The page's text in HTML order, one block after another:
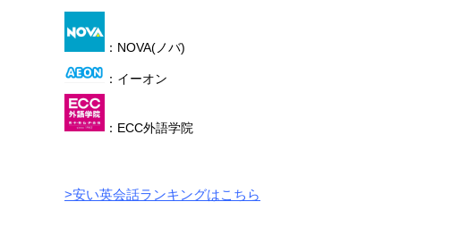
：NOVA(ノバ)
：イーオン
：ECC外語学院
>安い英会話ランキングはこちら